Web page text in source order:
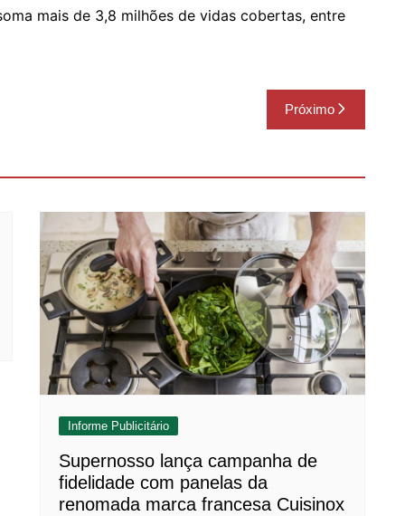
mais de 3,8 milhões de vidas cobertas, entre
Próximo
Informe Publicitário
Supernosso lança campanha de
fidelidade com panelas da
renomada marca francesa Cuisinox